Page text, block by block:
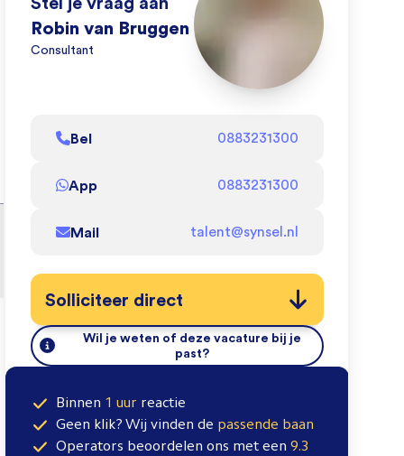
Robin van Bruggen
Consultant
Bel 0883231300
App 0883231300
Mail talent@synsel.nl
Solliciteer direct
Wil je weten of deze vacature bij je
past?
Binnen 1 uur reactie
Geen klik? Wij vinden de passende baan
Operators beoordelen ons met een 9.3